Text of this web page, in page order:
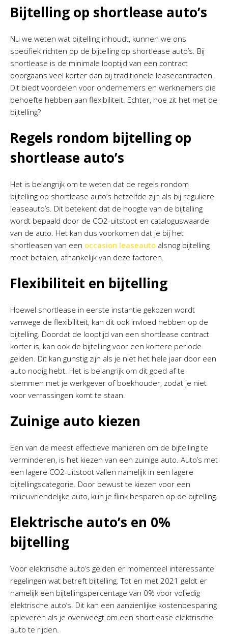
Bijtelling op shortlease auto’s
Nu we weten wat bijtelling inhoudt, kunnen we ons
specifiek richten op de bijtelling op shortlease auto’s. Bij
shortlease is de minimale looptijd van een contract
doorgaans veel korter dan bij traditionele leasecontracten.
Dit biedt voordelen voor ondernemers en werknemers die
behoefte hebben aan flexibiliteit. Echter, hoe zit het met de
bijtelling?
Regels rondom bijtelling op
shortlease auto’s
Het is belangrijk om te weten dat de regels rondom
bijtelling op shortlease auto’s hetzelfde zijn als bij reguliere
leaseauto’s. Dit betekent dat de hoogte van de bijtelling
wordt bepaald door de CO2-uitstoot en cataloguswaarde
van de auto. Het kan dus voorkomen dat je bij het
shortleasen van een occasion leaseauto alsnog bijtelling
moet betalen, afhankelijk van deze factoren.
Flexibiliteit en bijtelling
Hoewel shortlease in eerste instantie gekozen wordt
vanwege de flexibiliteit, kan dit ook invloed hebben op de
bijtelling. Doordat de looptijd van een shortlease contract
korter is, kan ook de bijtelling voor een kortere periode
gelden. Dit kan gunstig zijn als je niet het hele jaar door een
auto nodig hebt. Het is belangrijk om dit goed af te
stemmen met je werkgever of boekhouder, zodat je niet
voor verrassingen komt te staan.
Zuinige auto kiezen
Een van de meest effectieve manieren om de bijtelling te
verminderen, is het kiezen van een zuinige auto. Auto’s met
een lagere CO2-uitstoot vallen namelijk in een lagere
bijtellingscategorie. Door bewust te kiezen voor een
milieuvriendelijke auto, kun je flink besparen op de bijtelling.
Elektrische auto’s en 0%
bijtelling
Voor elektrische auto’s gelden er momenteel interessante
regelingen wat betreft bijtelling. Tot en met 2021 geldt er
namelijk een bijtellingspercentage van 0% voor volledig
elektrische auto’s. Dit kan een aanzienlijke kostenbesparing
opleveren als je overweegt om een shortlease elektrische
auto te rijden.